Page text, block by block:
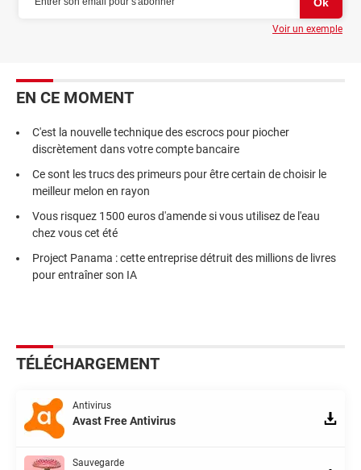
Voir un exemple
EN CE MOMENT
C'est la nouvelle technique des escrocs pour piocher
discrètement dans votre compte bancaire
Ce sont les trucs des primeurs pour être certain de choisir le
meilleur melon en rayon
Vous risquez 1500 euros d'amende si vous utilisez de l'eau
chez vous cet été
Project Panama : cette entreprise détruit des millions de livres
pour entraîner son IA
TÉLÉCHARGEMENT
Antivirus
Avast Free Antivirus
Sauvegarde